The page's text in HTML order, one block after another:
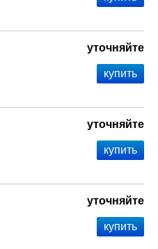
уточняйте
уточняйте
уточняйте